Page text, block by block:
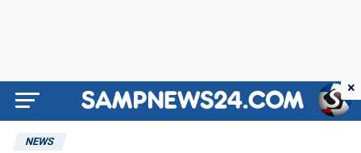
NEWS
×